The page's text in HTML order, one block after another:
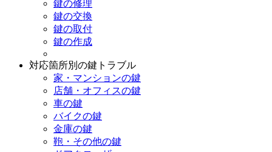
鍵の修理
鍵の交換
鍵の取付
鍵の作成
対応箇所別の鍵トラブル
家・マンションの鍵
店舗・オフィスの鍵
車の鍵
バイクの鍵
金庫の鍵
鞄・その他の鍵